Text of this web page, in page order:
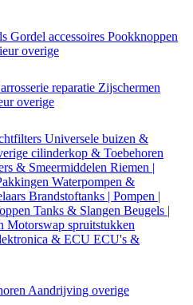
Gordel accessoires Pookknoppen
overige
reparatie Zijschermen
overige
Universele buizen &
cilinderkop & Toebehoren
& Smeermiddelen Riemen |
Waterpompen &
Brandstoftanks | Pompen |
Tanks & Slangen Beugels |
Motorswap spruitstukken
& ECU ECU's &
Aandrijving overige